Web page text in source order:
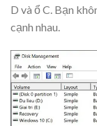
D và ổ C. Bạn
cạnh nhau.